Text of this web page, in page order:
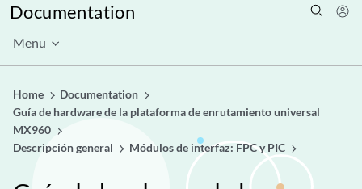
Documentation
Menu
Home
Documentation
Guía de hardware de la plataforma de enrutamiento universal
MX960
Descripción general
Módulos de interfaz: FPC y PIC